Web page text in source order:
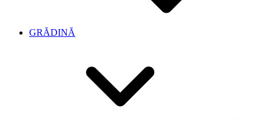
GRĂDINĂ